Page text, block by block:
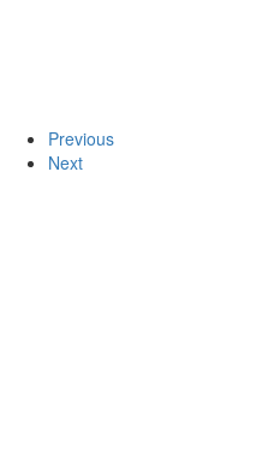
Previous
Next